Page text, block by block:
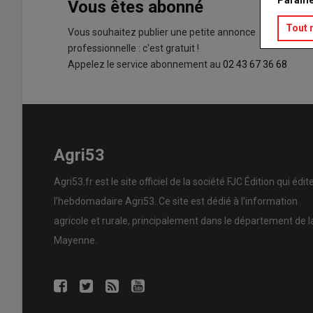
Vous êtes abonné
Vous souhaitez publier une petite annonce
professionnelle : c'est gratuit !
Appelez le service abonnement au 02 43 67 36 68
Agri53
Agri53.fr est le site officiel de la société FJC Édition qui édite
l’hebdomadaire Agri53. Ce site est dédié à l’information
agricole et rurale, principalement dans le département de
Mayenne.
Tout